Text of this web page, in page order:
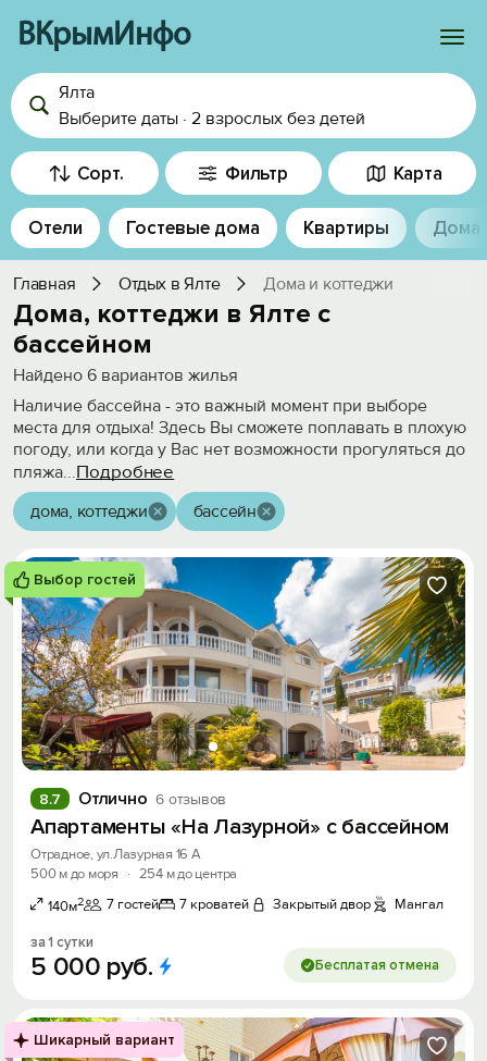
ВКрымИнфо
Войти
Избранное
История просмотра
Добавить свой объект
Ялта
Выберите даты · 2 взрослых без детей
Сорт. Фильтр Карта
Отели Гостевые дома Квартиры Дома
Главная Отдых в Ялте Дома и коттеджи
Дома, коттеджи в Ялте с
бассейном
Найдено 6 вариантов жилья
Наличие бассейна - это важный момент при выборе
места для отдыха! Здесь Вы сможете поплавать в плохую
погоду, или когда у Вас нет возможности прогуляться до
пляжа...Подробнее
дома, коттеджи бассейн
Выбор гостей
Отлично 6 отзывов
8.7
Апартаменты «На Лазурной» с бассейном
Отрадное, ул.Лазурная 16 А
500 м до моря
· 254 м до центра
140м2 7 гостей 7 кроватей Закрытый двор Мангал
за 1 сутки
5 000 руб. Бесплатая отмена
Шикарный вариант